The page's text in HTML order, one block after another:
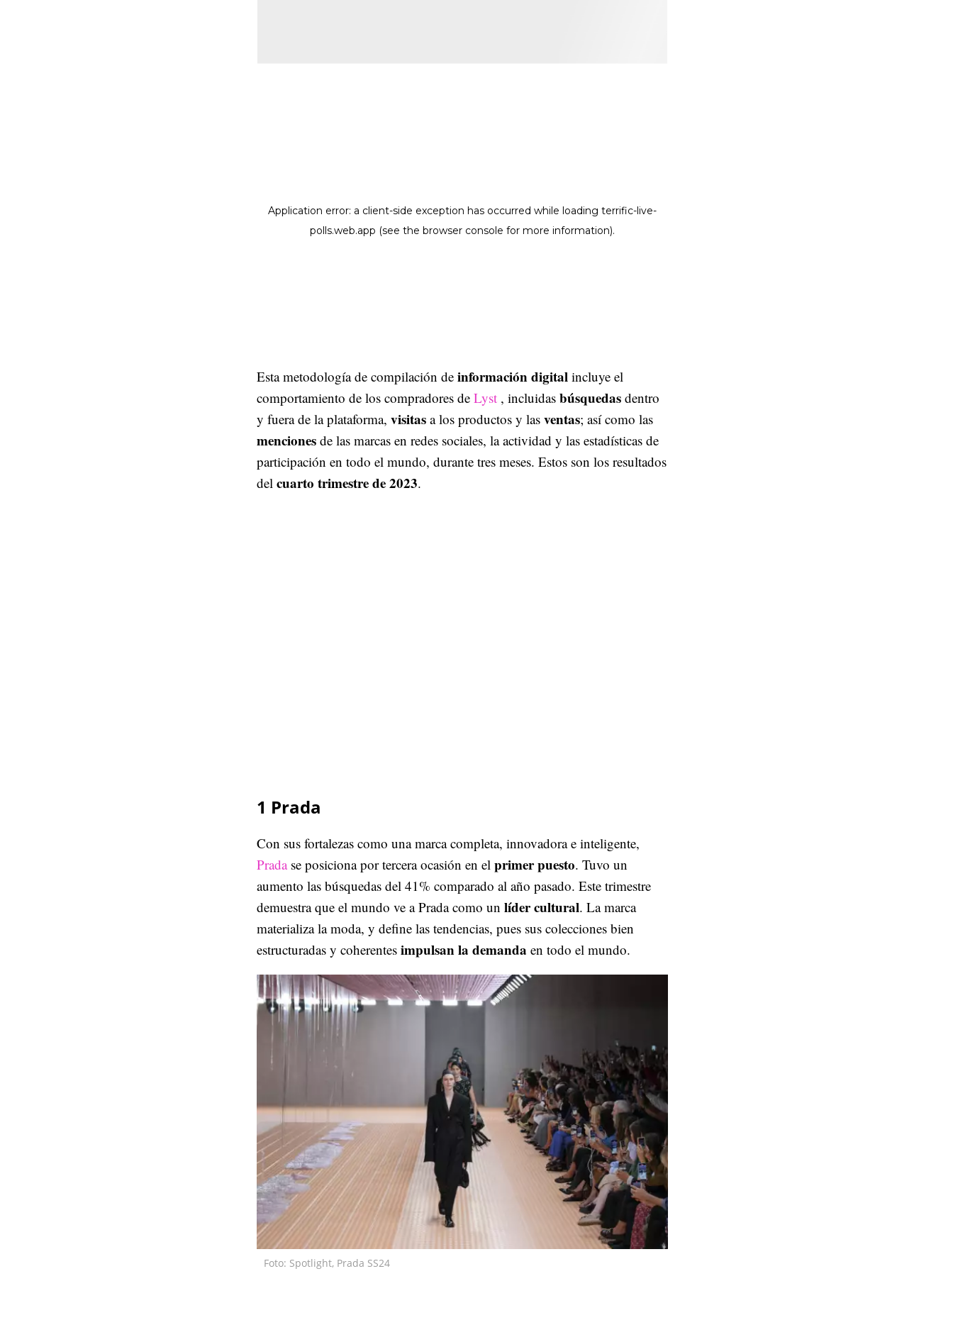
Esta metodología de compilación de información digital incluye el
comportamiento de los compradores de Lyst , incluidas búsquedas dentro
y fuera de la plataforma, visitas a los productos y las ventas; así como las
menciones de las marcas en redes sociales, la actividad y las estadísticas de
participación en todo el mundo, durante tres meses. Estos son los resultados
del cuarto trimestre de 2023.
1 Prada
Con sus fortalezas como una marca completa, innovadora e inteligente,
Prada se posiciona por tercera ocasión en el primer puesto. Tuvo un
aumento las búsquedas del 41% comparado al año pasado. Este trimestre
demuestra que el mundo ve a Prada como un líder cultural. La marca
materializa la moda, y define las tendencias, pues sus colecciones bien
estructuradas y coherentes impulsan la demanda en todo el mundo.
Foto: Spotlight, Prada SS24